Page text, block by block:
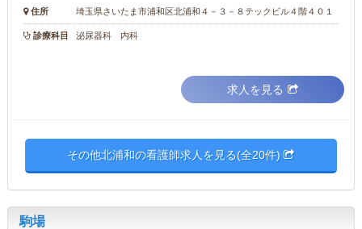
住所 埼玉県さいたま市浦和区北浦和４－３－８テックビル４階４０１
診療科目 泌尿器科 内科
求人を見る
その他北浦和の看護師求人を見る(全20件)
駒場